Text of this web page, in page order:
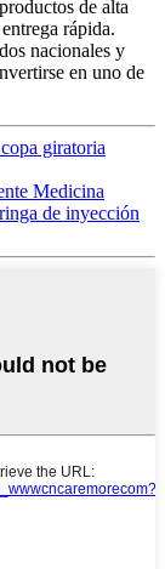
de alta
rápida.
nacionales y
en uno de
giratoria
Medicina
de inyección